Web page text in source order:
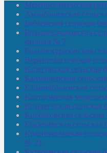
Межпоселенческая
Амзибашевская
Бабаевская сельская
Большекачаковская
филиал № 7
Большекуразовская
Верхнетыхтемская
Калегинская
Калмашевская
Калмиябашевская
Калтасинская
Кельтеевская
Киебаковская
Кокушевская
Краснохолмская
№ 21